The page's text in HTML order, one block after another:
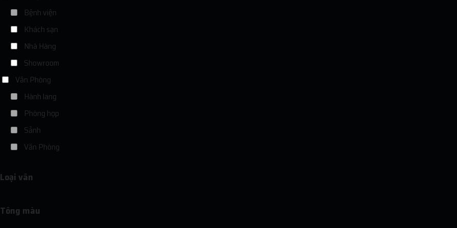
Bệnh viện
Khách sạn
Nhà Hàng
Showroom
Văn Phòng
Hành lang
Phòng họp
Sảnh
Văn Phòng
Loại vân
Tông màu